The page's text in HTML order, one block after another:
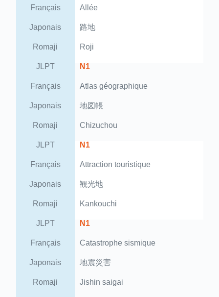
Français Allée
Japonais 路地
Romaji Roji
JLPT N1
Français Atlas géographique
Japonais 地図帳
Romaji Chizuchou
JLPT N1
Français Attraction touristique
Japonais 観光地
Romaji Kankouchi
JLPT N1
Français Catastrophe sismique
Japonais 地震災害
Romaji Jishin saigai